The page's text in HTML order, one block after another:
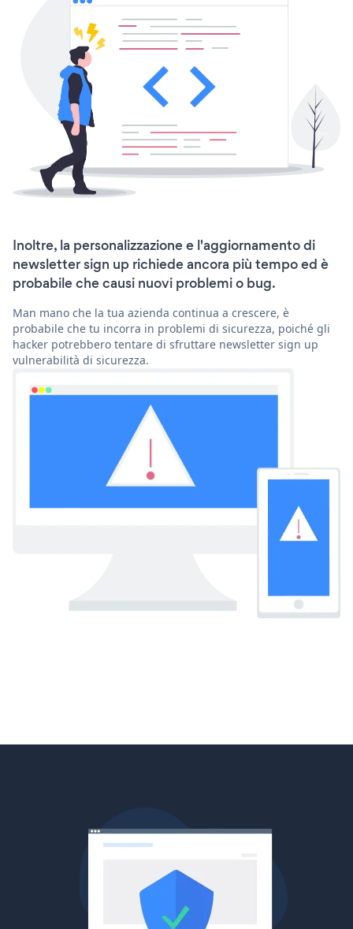
Inoltre, la personalizzazione e l'aggiornamento di
newsletter sign up richiede ancora più tempo ed è
probabile che causi nuovi problemi o bug.
Man mano che la tua azienda continua a crescere, è
probabile che tu incorra in problemi di sicurezza, poiché gli
hacker potrebbero tentare di sfruttare newsletter sign up
vulnerabilità di sicurezza.